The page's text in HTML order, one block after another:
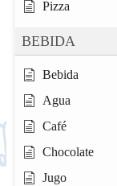
Pizza
BEBIDA
Bebida
Agua
Café
Chocolate
Jugo